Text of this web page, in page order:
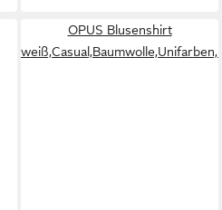
OPUS Blusenshirt